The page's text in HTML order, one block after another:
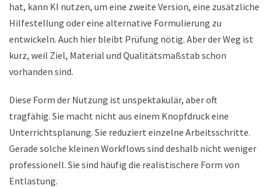
hat, kann KI nutzen, um eine zweite Version, eine zusätzliche
Hilfestellung oder eine alternative Formulierung zu
entwickeln. Auch hier bleibt Prüfung nötig. Aber der Weg ist
kurz, weil Ziel, Material und Qualitätsmaßstab schon
vorhanden sind.
Diese Form der Nutzung ist unspektakulär, aber oft
tragfähig. Sie macht nicht aus einem Knopfdruck eine
Unterrichtsplanung. Sie reduziert einzelne Arbeitsschritte.
Gerade solche kleinen Workflows sind deshalb nicht weniger
professionell. Sie sind häufig die realistischere Form von
Entlastung.